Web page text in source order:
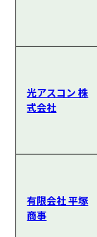
光アスコン 株
式会社
有限会社 平塚
商事